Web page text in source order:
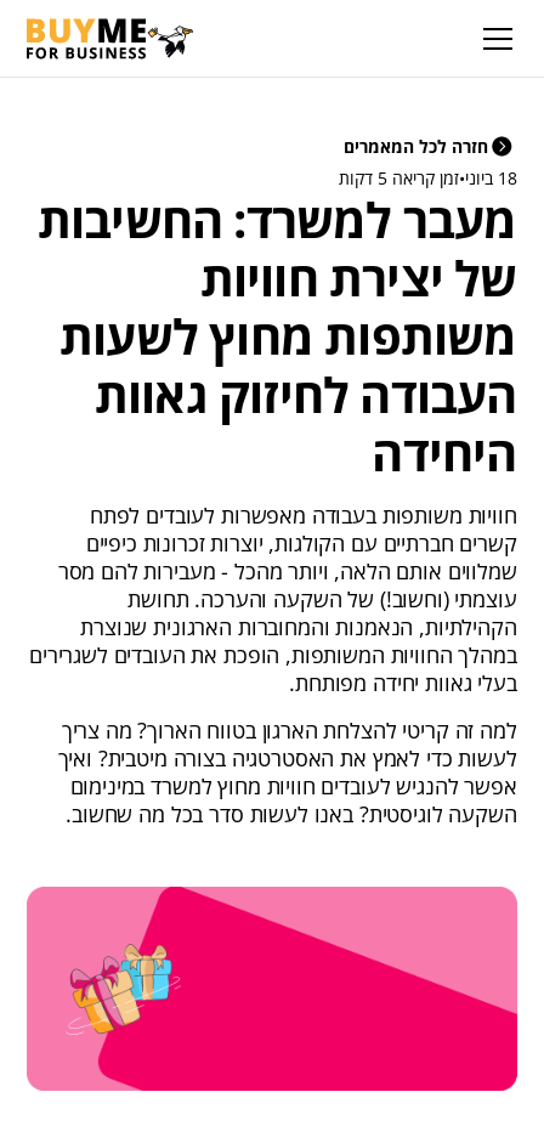
חזרה לכל המאמרים
18 ביוני
•זמן קריאה 5 דקות
מעבר למשרד: החשיבות
של יצירת חוויות
משותפות מחוץ לשעות
העבודה לחיזוק גאוות
היחידה
חוויות משותפות בעבודה מאפשרות לעובדים לפתח
קשרים חברתיים עם הקולגות, יוצרות זכרונות כיפיים
שמלווים אותם הלאה, ויותר מהכל - מעבירות להם מסר
עוצמתי (וחשוב!) של השקעה והערכה. תחושת
הקהילתיות, הנאמנות והמחוברות הארגונית שנוצרת
במהלך החוויות המשותפות, הופכת את העובדים לשגרירים
בעלי גאוות יחידה מפותחת.
למה זה קריטי להצלחת הארגון בטווח הארוך? מה צריך
לעשות כדי לאמץ את האסטרטגיה בצורה מיטבית? ואיך
אפשר להנגיש לעובדים חוויות מחוץ למשרד במינימום
השקעה לוגיסטית? באנו לעשות סדר בכל מה שחשוב.